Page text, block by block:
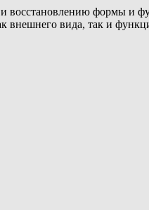
восстановлению формы и
внешнего вида, так и